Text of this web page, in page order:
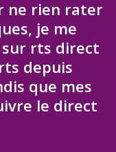
ne rien rater
je me
rts direct
depuis
que mes
le direct